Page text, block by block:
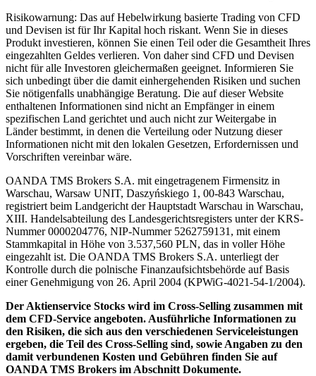
Risikowarnung: Das auf Hebelwirkung basierte Trading von CFD
und Devisen ist für Ihr Kapital hoch riskant. Wenn Sie in dieses
Produkt investieren, können Sie einen Teil oder die Gesamtheit Ihres
eingezahlten Geldes verlieren. Von daher sind CFD und Devisen
nicht für alle Investoren gleichermaßen geeignet. Informieren Sie
sich unbedingt über die damit einhergehenden Risiken und suchen
Sie nötigenfalls unabhängige Beratung. Die auf dieser Website
enthaltenen Informationen sind nicht an Empfänger in einem
spezifischen Land gerichtet und auch nicht zur Weitergabe in
Länder bestimmt, in denen die Verteilung oder Nutzung dieser
Informationen nicht mit den lokalen Gesetzen, Erfordernissen und
Vorschriften vereinbar wäre.
OANDA TMS Brokers S.A. mit eingetragenem Firmensitz in
Warschau, Warsaw UNIT, Daszyńskiego 1, 00-843 Warschau,
registriert beim Landgericht der Hauptstadt Warschau in Warschau,
XIII. Handelsabteilung des Landesgerichtsregisters unter der KRS-
Nummer 0000204776, NIP-Nummer 5262759131, mit einem
Stammkapital in Höhe von 3.537,560 PLN, das in voller Höhe
eingezahlt ist. Die OANDA TMS Brokers S.A. unterliegt der
Kontrolle durch die polnische Finanzaufsichtsbehörde auf Basis
einer Genehmigung von 26. April 2004 (KPWiG-4021-54-1/2004).
Der Aktienservice Stocks wird im Cross-Selling zusammen mit
dem CFD-Service angeboten. Ausführliche Informationen zu
den Risiken, die sich aus den verschiedenen Serviceleistungen
ergeben, die Teil des Cross-Selling sind, sowie Angaben zu den
damit verbundenen Kosten und Gebühren finden Sie auf
OANDA TMS Brokers im Abschnitt Dokumente.